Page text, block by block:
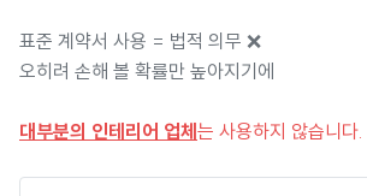
표준 계약서 사용 = 법적 의무 ❌
오히려 손해 볼 확률만 높아지기에
대부분의 인테리어 업체는 사용하지 않습니다.